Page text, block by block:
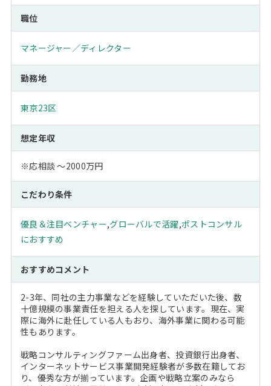
職位
マネージャー／ディレクター
勤務地
東京23区
想定年収
※応相談 ～2000万円
こだわり条件
優良＆注目ベンチャー,グローバルで活躍,ポストコンサル
におすすめ
おすすめコメント
2-3年、同社の主力事業などを経験していただいた後、数
十億規模の事業責任を担える人を探しています。現在、実
際に海外に赴任している人もおり、海外事業に関わる可能
性もあります。
戦略コンサルティングファーム出身者、投資銀行出身者、
インターネットサービス事業開発経験者が多数在籍してお
り、優秀な方が揃っています。企画や戦略立案のみなら